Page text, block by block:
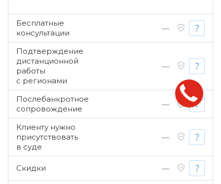
Бесплатные
консультации
—
Подтверждение
дистанционной
работы
с регионами
—
Послебанкротное
сопровождение
—
Клиенту нужно
присутствовать
в суде
—
Скидки —